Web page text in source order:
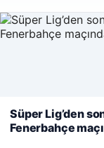
© 2026 Yurt Gazete
Web sitemizi nasıl
kullanıyoruz.
Çerez
Reddet
Süper Lig’den
Fenerbahçe